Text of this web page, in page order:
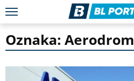
Oznaka: Aerodrom